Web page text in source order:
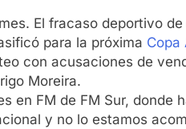
El fracaso deportivo
para la próxima Copa
con acusaciones de
Moreira.
en FM de FM Sur,
y no lo estamos